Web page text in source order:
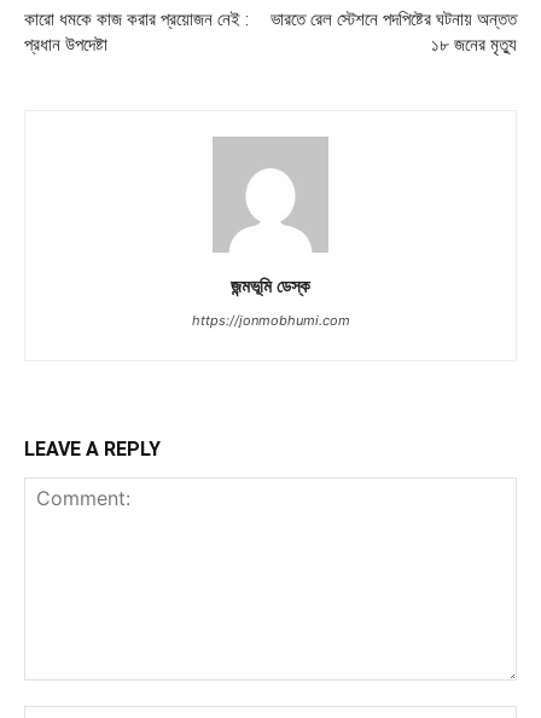
কারো ধমকে কাজ করার প্রয়োজন নেই :
প্রধান উপদেষ্টা
ভারতে রেল স্টেশনে পদপিষ্টের ঘটনায় অন্তত
১৮ জনের মৃত্যু
জন্মভূমি ডেস্ক
https://jonmobhumi.com
LEAVE A REPLY